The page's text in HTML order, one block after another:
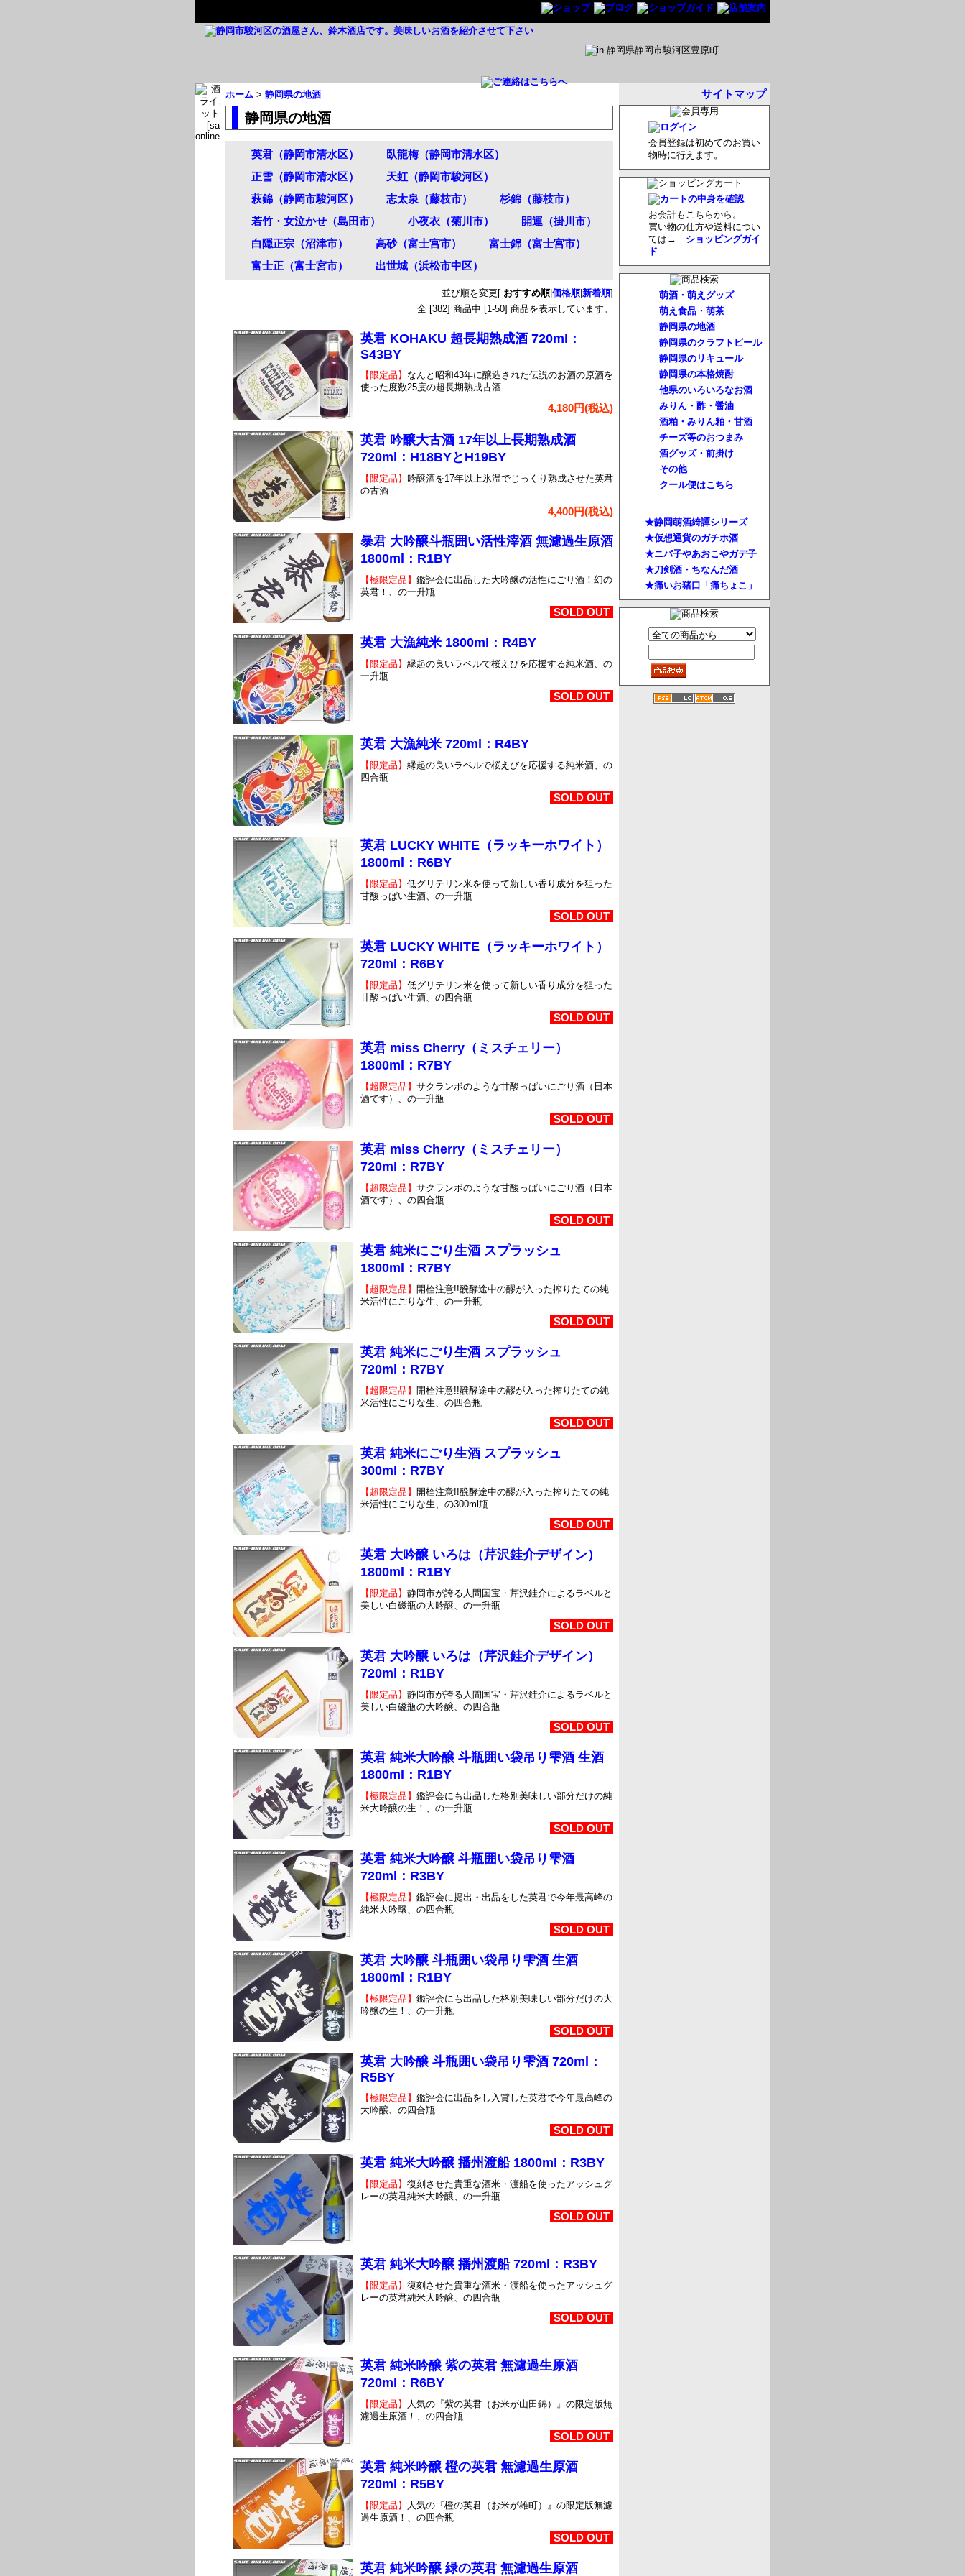
ホーム > 静岡県の地酒
静岡県の地酒
英君（静岡市清水区）
臥龍梅（静岡市清水区）
正雪（静岡市清水区）
天虹（静岡市駿河区）
萩錦（静岡市駿河区）
志太泉（藤枝市）
杉錦（藤枝市）
若竹・女泣かせ（島田市）
小夜衣（菊川市）
開運（掛川市）
白隠正宗（沼津市）
高砂（富士宮市）
富士錦（富士宮市）
富士正（富士宮市）
出世城（浜松市中区）
並び順を変更 [ おすすめ順|価格順|新着順]
全 [382] 商品中 [1-50] 商品を表示しています。
英君 KOHAKU 超長期熟成酒 720ml：
S43BY
【限定品】 なんと昭和43年に醸造された伝説のお酒の原酒を
使った度数25度の超長期熟成古酒
4,180円(税込)
英君 吟醸大古酒 17年以上長期熟成酒
720ml：H18BYとH19BY
【限定品】 吟醸酒を17年以上氷温でじっくり熟成させた英君
の古酒
4,400円(税込)
暴君 大吟醸斗瓶囲い活性滓酒 無濾過生原酒
1800ml：R1BY
【極限定品】 鑑評会に出品した大吟醸の活性にごり酒！幻の
英君！、の一升瓶
SOLD OUT
英君 大漁純米 1800ml：R4BY
【限定品】 縁起の良いラベルで桜えびを応援する純米酒、の
一升瓶
SOLD OUT
英君 大漁純米 720ml：R4BY
【限定品】 縁起の良いラベルで桜えびを応援する純米酒、の
四合瓶
SOLD OUT
英君 LUCKY WHITE（ラッキーホワイト）
1800ml：R6BY
【限定品】 低グリテリン米を使って新しい香り成分を狙った
甘酸っぱい生酒、の一升瓶
SOLD OUT
英君 LUCKY WHITE（ラッキーホワイト）
720ml：R6BY
【限定品】 低グリテリン米を使って新しい香り成分を狙った
甘酸っぱい生酒、の四合瓶
SOLD OUT
英君 miss Cherry（ミスチェリー）
1800ml：R7BY
【超限定品】 サクランボのような甘酸っぱいにごり酒（日本
酒です）、の一升瓶
SOLD OUT
英君 miss Cherry（ミスチェリー）
720ml：R7BY
【超限定品】 サクランボのような甘酸っぱいにごり酒（日本
酒です）、の四合瓶
SOLD OUT
英君 純米にごり生酒 スプラッシュ
1800ml：R7BY
【超限定品】 開栓注意!!醗酵途中の醪が入った搾りたての純
米活性にごりな生、の一升瓶
SOLD OUT
英君 純米にごり生酒 スプラッシュ
720ml：R7BY
【超限定品】 開栓注意!!醗酵途中の醪が入った搾りたての純
米活性にごりな生、の四合瓶
SOLD OUT
英君 純米にごり生酒 スプラッシュ
300ml：R7BY
【超限定品】 開栓注意!!醗酵途中の醪が入った搾りたての純
米活性にごりな生、の300ml瓶
SOLD OUT
英君 大吟醸 いろは（芹沢銈介デザイン）
1800ml：R1BY
【限定品】 静岡市が誇る人間国宝・芹沢銈介によるラベルと
美しい白磁瓶の大吟醸、の一升瓶
SOLD OUT
英君 大吟醸 いろは（芹沢銈介デザイン）
720ml：R1BY
【限定品】 静岡市が誇る人間国宝・芹沢銈介によるラベルと
美しい白磁瓶の大吟醸、の四合瓶
SOLD OUT
英君 純米大吟醸 斗瓶囲い袋吊り雫酒 生酒
1800ml：R1BY
【極限定品】 鑑評会にも出品した格別美味しい部分だけの純
米大吟醸の生！、の一升瓶
SOLD OUT
英君 純米大吟醸 斗瓶囲い袋吊り雫酒
720ml：R3BY
【極限定品】 鑑評会に提出・出品をした英君で今年最高峰の
純米大吟醸、の四合瓶
SOLD OUT
英君 大吟醸 斗瓶囲い袋吊り雫酒 生酒
1800ml：R1BY
【極限定品】 鑑評会にも出品した格別美味しい部分だけの大
吟醸の生！、の一升瓶
SOLD OUT
英君 大吟醸 斗瓶囲い袋吊り雫酒 720ml：
R5BY
【極限定品】 鑑評会に出品をし入賞した英君で今年最高峰の
大吟醸、の四合瓶
SOLD OUT
英君 純米大吟醸 播州渡船 1800ml：R3BY
【限定品】 復刻させた貴重な酒米・渡船を使ったアッシュグ
レーの英君純米大吟醸、の一升瓶
SOLD OUT
英君 純米大吟醸 播州渡船 720ml：R3BY
【限定品】 復刻させた貴重な酒米・渡船を使ったアッシュグ
レーの英君純米大吟醸、の四合瓶
SOLD OUT
英君 純米吟醸 紫の英君 無濾過生原酒
720ml：R6BY
【限定品】
人気の『紫の英君（お米が山田錦）』の限定版無
濾過生原酒！、の四合瓶
SOLD OUT
英君 純米吟醸 橙の英君 無濾過生原酒
720ml：R5BY
【限定品】
人気の『橙の英君（お米が雄町）』の限定版無濾
過生原酒！、の四合瓶
SOLD OUT
英君 純米吟醸 緑の英君 無濾過生原酒
サイトマップ
会員登録は初めてのお買い
物時に行えます。
お会計もこちらから。
買い物の仕方や送料につい
ては→ ショッピングガイ
ド
萌酒・萌えグッズ
萌え食品・萌茶
静岡県の地酒
静岡県のクラフトビール
静岡県のリキュール
静岡県の本格焼酎
他県のいろいろなお酒
みりん・酢・醤油
酒粕・みりん粕・甘酒
チーズ等のおつまみ
酒グッズ・前掛け
その他
クール便はこちら
★静岡萌酒綺譚シリーズ
★仮想通貨のガチホ酒
★ニパ子やあおこやガデ子
★刀剣酒・ちなんだ酒
★痛いお猪口「痛ちょこ」